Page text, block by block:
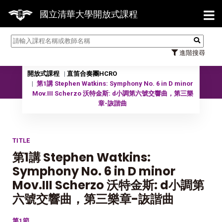
國立清華大學開放式課程
進階搜尋
【
11101 直笛合奏團HCRO
開放式課程
直笛合奏團HCRO
第1講 Stephen Watkins: Symphony No. 6 in D minor
Mov.III Scherzo 沃特金斯: d小調第六號交響曲，第三樂
章-詼諧曲
TITLE
第1講 Stephen Watkins:
Symphony No. 6 in D minor
Mov.III Scherzo 沃特金斯: d小調第
六號交響曲，第三樂章-詼諧曲
第1節